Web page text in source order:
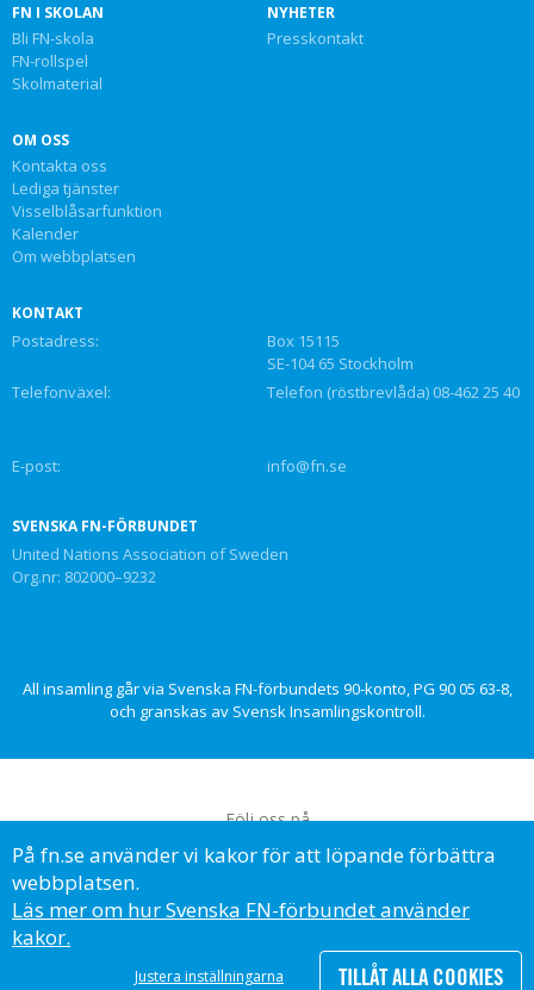
FN I SKOLAN
Bli FN-skola
FN-rollspel
Skolmaterial
NYHETER
Presskontakt
OM OSS
Kontakta oss
Lediga tjänster
Visselblåsarfunktion
Kalender
Om webbplatsen
KONTAKT
Postadress:
Box 15115
SE-104 65 Stockholm
Telefonväxel:
Telefon (röstbrevlåda) 08-462 25 40
E-post: info@fn.se
SVENSKA FN-FÖRBUNDET
United Nations Association of Sweden
Org.nr: 802000–9232
All insamling går via Svenska FN-förbundets 90-konto, PG 90 05 63-8,
och granskas av Svensk Insamlingskontroll.
Följ oss på
© Svenska FN-förbundet, 2023
På fn.se använder vi kakor för att löpande förbättra
webbplatsen.
Läs mer om hur Svenska FN-förbundet använder
kakor.
Justera inställningarna TILLÅT ALLA COOKIES